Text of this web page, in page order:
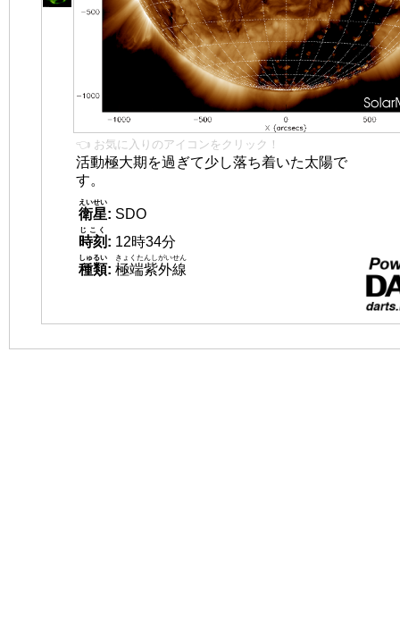
👈 お気に入りのアイコンをクリック！
活動極大期を過ぎて少し落ち着いた太陽で
す。
衛星
えいせい
: SDO
時刻
じこく
: 12時34分
種類
しゅるい
: 極端紫外線
きょくたんしがいせん